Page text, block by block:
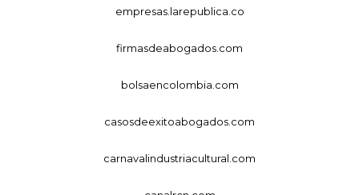
empresas.larepublica.co
firmasdeabogados.com
bolsaencolombia.com
casosdeexitoabogados.com
carnavalindustriacultural.com